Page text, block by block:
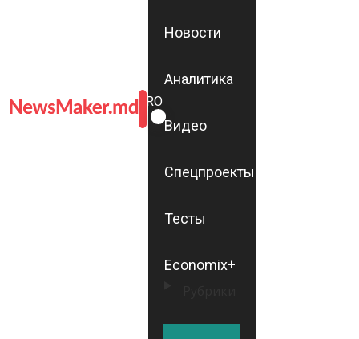
ROMÂNĂ
RU
Новости
Аналитика
Видео
Спецпроекты
Тесты
Economix+